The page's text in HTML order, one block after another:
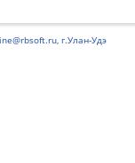
г.Улан-Удэ